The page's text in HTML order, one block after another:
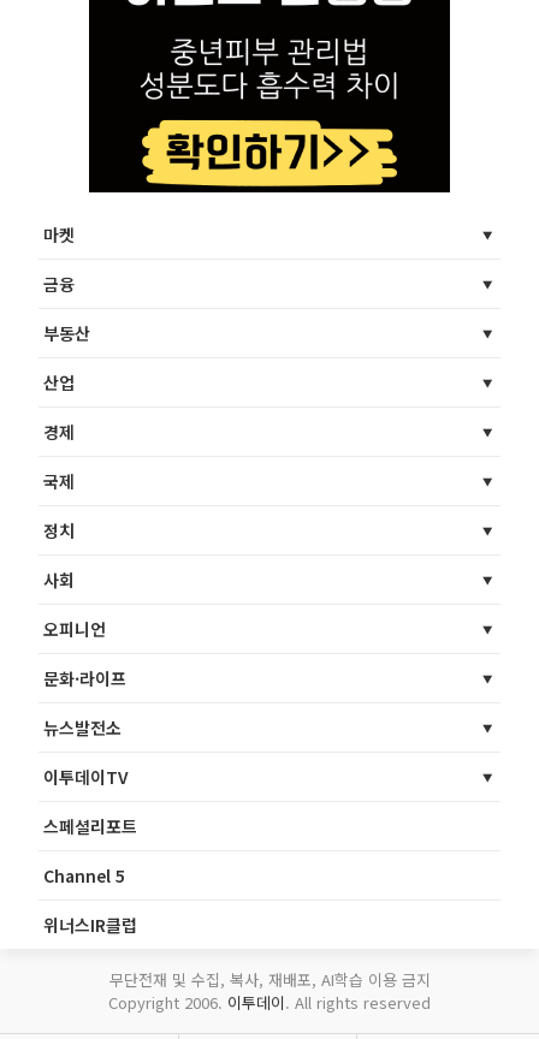
마켓
금융
부동산
산업
경제
국제
정치
사회
오피니언
문화·라이프
뉴스발전소
이투데이TV
스페셜리포트
Channel 5
위너스IR클럽
무단전재 및 수집, 복사, 재배포, AI학습 이용 금지
Copyright 2006. 이투데이. All rights reserved